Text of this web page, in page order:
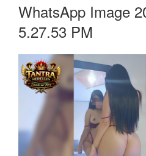
WhatsApp Image
5.27.53 PM